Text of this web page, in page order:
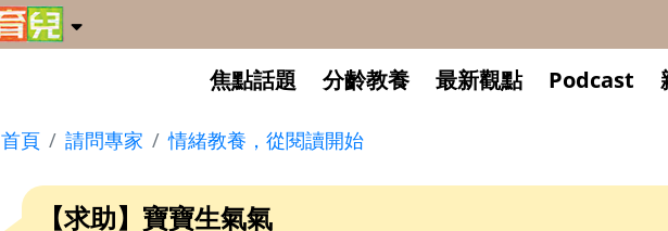
焦點話題 分齡教養 最新觀點 Podcast
首頁 請問專家 情緒教養，從閱讀開始
【求助】寶寶生氣氣